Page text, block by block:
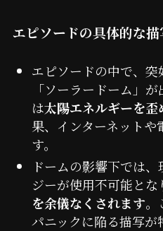
エピソードの具体的な描
エピソードの中で、
「ソーラードーム」
は太陽エネルギーを歪
果、インターネットや
す。
ドームの影響下では
ジーが使用不可能とな
を余儀なくされます。
パニックに陥る描写が